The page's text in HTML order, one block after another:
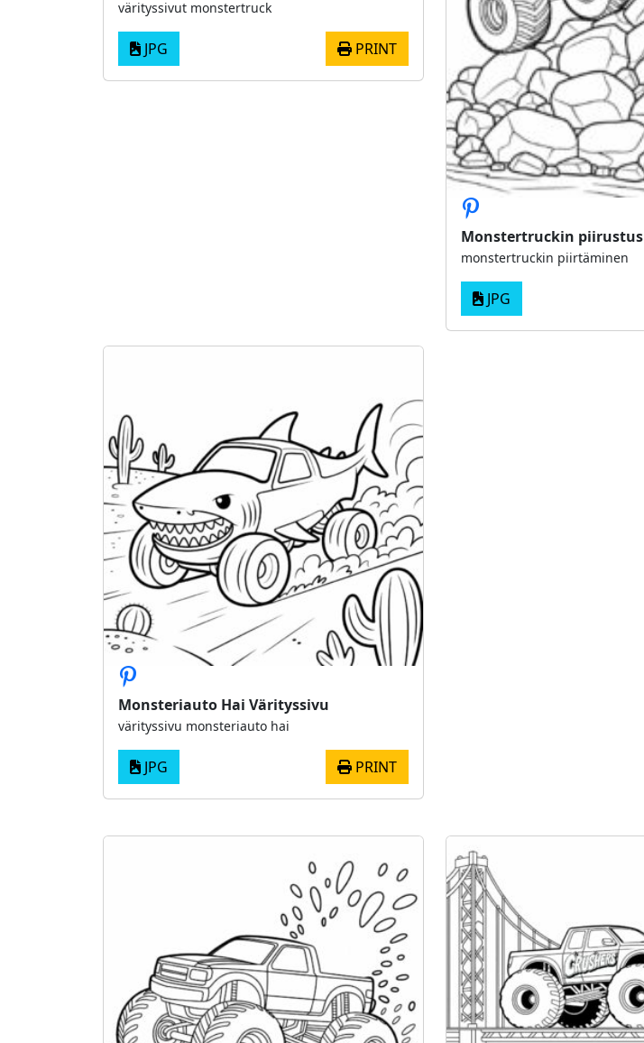
värityssivut monstertruck
JPG PRINT
Monstertruckin piirustus
monstertruckin piirtäminen
JPG
Monsteriauto Hai Värityssivu
värityssivu monsteriauto hai
JPG PRINT